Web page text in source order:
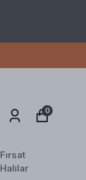
Fırsat
Halılar
0